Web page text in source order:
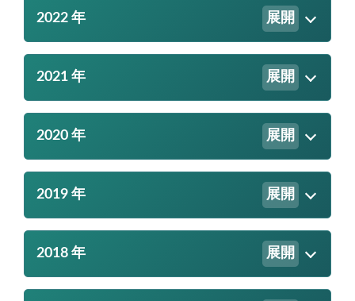
2022 年 展開
2021 年 展開
2020 年 展開
2019 年 展開
2018 年 展開